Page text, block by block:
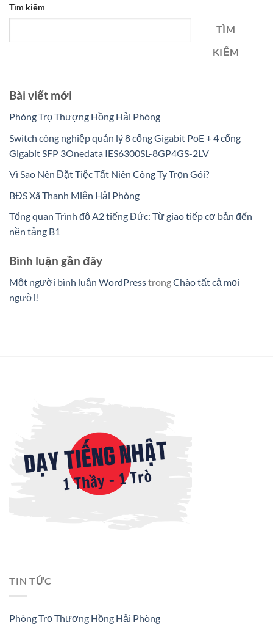
Tìm kiếm
TÌM
KIẾM
Bài viết mới
Phòng Trọ Thượng Hồng Hải Phòng
Switch công nghiệp quản lý 8 cổng Gigabit PoE + 4 cổng
Gigabit SFP 3Onedata IES6300SL-8GP4GS-2LV
Vì Sao Nên Đặt Tiệc Tất Niên Công Ty Trọn Gói?
BĐS Xã Thanh Miện Hải Phòng
Tổng quan Trình độ A2 tiếng Đức: Từ giao tiếp cơ bản đến
nền tảng B1
Bình luận gần đây
Một người bình luận WordPresstrongChào tất cả mọi
người!
TIN TỨC
Phòng Trọ Thượng Hồng Hải Phòng